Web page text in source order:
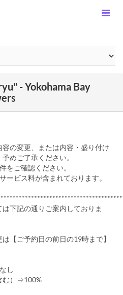
- Yokohama Bay
容の変更、または内容・盛り付け
めご了承ください。
をご確認ください。
ービス料が含まれております。
下記の通りご案内しておりま
【ご予約日の前日の19時まで】
し
む）⇒100%